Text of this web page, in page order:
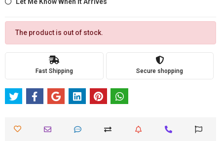
The product is out of stock.
Fast Shipping Secure shopping